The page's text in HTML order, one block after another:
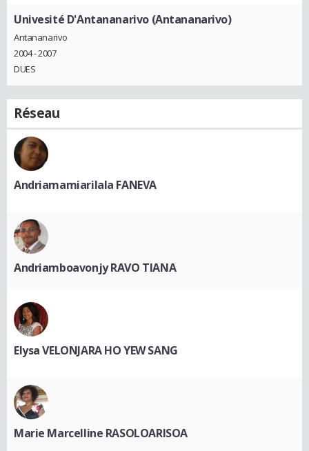
Univesité D'Antananarivo (Antananarivo)
Antananarivo
2004 - 2007
DUES
Réseau
Andriamamiarilala FANEVA
Andriamboavonjy RAVO TIANA
Elysa VELONJARA HO YEW SANG
Marie Marcelline RASOLOARISOA